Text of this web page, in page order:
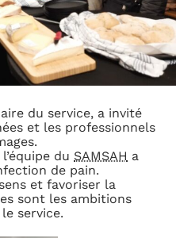
du service, a invité
et les professionnels
du SAMSAH a
de pain.
et favoriser la
sont les ambitions
service.